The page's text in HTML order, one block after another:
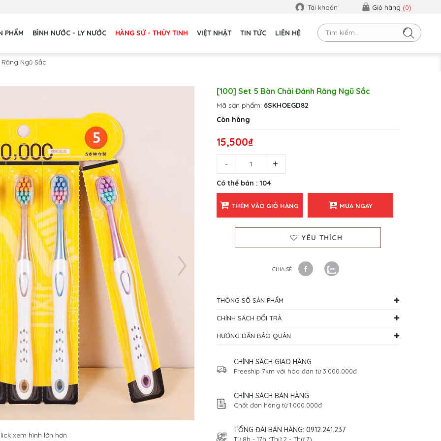
Giỏ hàng (0)
Tài khoản
PHẨM BÌNH NƯỚC - LY NƯỚC HÀNG SỨ - THỦY TINH VIỆT NHẬT TIN TỨC LIÊN HỆ
Ngũ Sắc
xem hình lớn hơn Click xem hình lớn hơn
[100] Set 5 Bàn Chải Đánh Răng Ngũ Sắc
Mã sản phẩm: 6SKHOEGD82
Còn hàng
15,500₫
Có thể bán : 104
THÊM VÀO GIỎ HÀNG MUA NGAY
YÊU THÍCH
CHIA SẺ
THÔNG SỐ SẢN PHẨM
CHÍNH SÁCH ĐỔI TRẢ
HƯỚNG DẪN BẢO QUẢN
CHÍNH SÁCH GIAO HÀNG
Freeship 7km với hóa đơn từ 3.000.000đ
CHÍNH SÁCH BÁN HÀNG
Chốt đơn hàng từ 1.000.000đ
TỔNG ĐÀI BÁN HÀNG: 0912.241.237
Từ 8h - 17h (Thứ 2 - Thứ 7)